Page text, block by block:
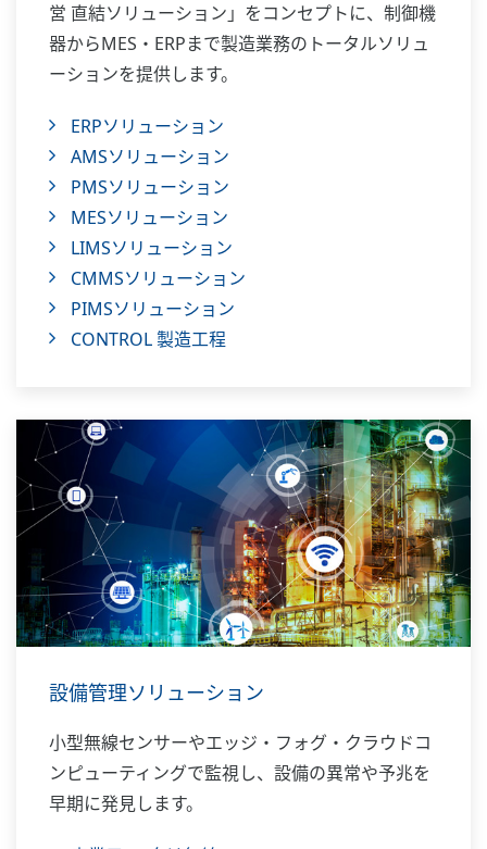
営 直結ソリューション」をコンセプトに、制御機
器からMES・ERPまで製造業務のトータルソリュ
ーションを提供します。
ERPソリューション
AMSソリューション
PMSソリューション
MESソリューション
LIMSソリューション
CMMSソリューション
PIMSソリューション
CONTROL 製造工程
設備管理ソリューション
小型無線センサーやエッジ・フォグ・クラウドコ
ンピューティングで監視し、設備の異常や予兆を
早期に発見します。